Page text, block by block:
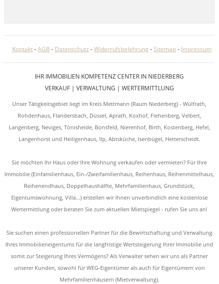
Kontakt-AGB - Datenschutz -Widerrufsbelehrung -Sitemap- Impressum
IHR IMMOBILIEN KOMPETENZ CENTER IN NIEDERBERG
VERKAUF | VERWALTUNG | WERTERMITTLUNG
Unser Tätigkeitsgebiet liegt im Kreis Mettmann (Raum Niederberg) - Wülfrath,
Rohdenhaus, Flandersbach, Düssel, Aprath, Koxhof, Flehenberg, Velbert,
Langenberg, Neviges, Tönisheide, Bonsfeld, Nierenhof, Birth, Kostenberg, Hefel,
Langenhorst und Heiligenhaus, Ilp, Abtsküche, Isenbügel, Hetterscheidt.
Sie möchten Ihr Haus oder Ihre Wohnung verkaufen oder vermieten? Für Ihre
Immobilie (Einfamilienhaus, Ein-/Zweifamilienhaus, Reihenhaus, Reihenmittelhaus,
Reihenendhaus, Doppelhaushälfte, Mehrfamilienhaus, Grundstück,
Eigentumswohnung, Villa...) erstellen wir Ihnen unverbindlich eine kostenlose
Wertermittlung oder beraten Sie zum aktuellen Mietspiegel - rufen Sie uns an!
Sie suchen einen professionellen Partner für die Bewirtschaftung und Verwaltung
Ihres Immobilieneigentums für die langfristige Wertsteigerung Ihrer Immobilie und
somit zur Steigerung Ihres Vermögens? Als Verwalter sehen wir uns als Partner
unserer Kunden, sowohl für WEG-Eigentümer als auch für Eigentümern von
Mehrfamilienhäusern (Mietverwaltung).